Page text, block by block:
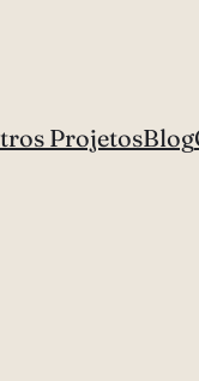
ProjetosBlog